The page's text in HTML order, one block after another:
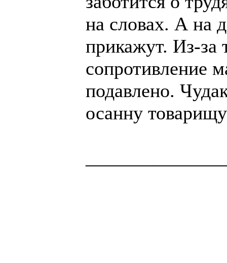
на словах. А на
прикажут. Из-за
сопротивление
подавлено.
осанну